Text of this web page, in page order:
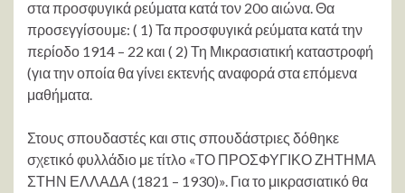
στα προσφυγικά ρεύματα κατά τον 20ο αιώνα. Θα
προσεγγίσουμε: ( 1) Τα προσφυγικά ρεύματα κατά την
περίοδο 1914 – 22 και ( 2) Τη Μικρασιατική καταστροφή
(για την οποία θα γίνει εκτενής αναφορά στα επόμενα
μαθήματα.
Στους σπουδαστές και στις σπουδάστριες δόθηκε
σχετικό φυλλάδιο με τίτλο «ΤΟ ΠΡΟΣΦΥΓΙΚΟ ΖΗΤΗΜΑ
ΣΤΗΝ ΕΛΛΑΔΑ (1821 – 1930)». Για το μικρασιατικό θα